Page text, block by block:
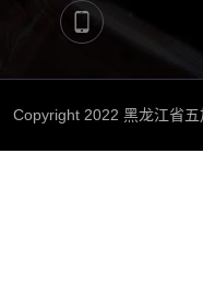
Copyright 2022 黑龙江省